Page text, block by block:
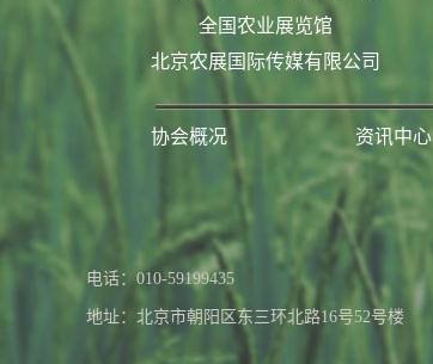
全国农业展览馆
北京农展国际传媒有限公司
协会概况 资讯中心
电话：010-59199435
地址：北京市朝阳区东三环北路16号52号楼